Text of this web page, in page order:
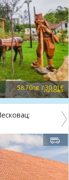
58.70лв. / 30.01€
на човек